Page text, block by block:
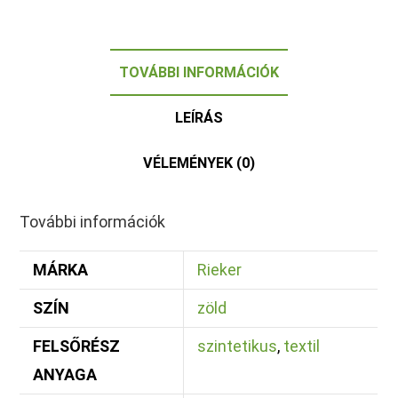
TOVÁBBI INFORMÁCIÓK
LEÍRÁS
VÉLEMÉNYEK (0)
További információk
MÁRKA Rieker
SZÍN zöld
FELSŐRÉSZ
ANYAGA
szintetikus, textil